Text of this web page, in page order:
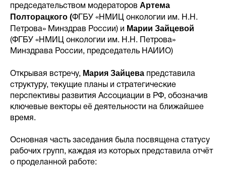
председательством модераторов Артема
Полторацкого (ФГБУ «НМИЦ онкологии им. Н.Н.
Петрова» Минздрав России) и
Марии Зайцевой
(ФГБУ «НМИЦ онкологии им. Н.Н. Петрова»
Минздрава России, председатель НАИИО)
Открывая встречу, Мария Зайцева представила
структуру, текущие планы и стратегические
перспективы развития Ассоциации в РФ, обозначив
ключевые векторы её деятельности на ближайшее
время.
Основная часть заседания была посвящена статусу
рабочих групп, каждая из которых представила отчёт
о проделанной работе: